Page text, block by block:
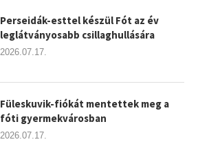
Perseidák-esttel készül Fót az év
leglátványosabb csillaghullására
2026.07.17.
Füleskuvik-fiókát mentettek meg a
fóti gyermekvárosban
2026.07.17.